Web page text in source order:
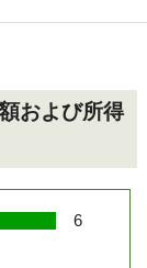
および所得
6